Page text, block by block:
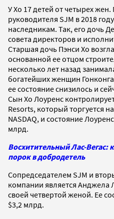
У Хо 17 детей от четырех жен.
руководителя SJM в 2018
наследникам. Так, его дочь
совета директоров и
Старшая дочь Пэнси Хо
основанной ее отцом
несколько лет назад
богатейших женщин
ее состояние снизилось и
Сын Хо Лоуренс
Resorts, который торгуется
NASDAQ, и состояние
млрд.
Восхитительный Лас-Вегас:
порок в добродетель
Сопредседателем SJM и
компании является Анджела
своей четвертой женой. Ее
$3,2 млрд.